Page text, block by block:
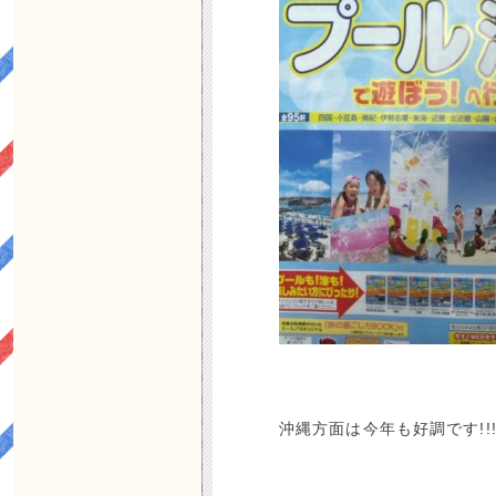
沖縄方面は今年も好調です